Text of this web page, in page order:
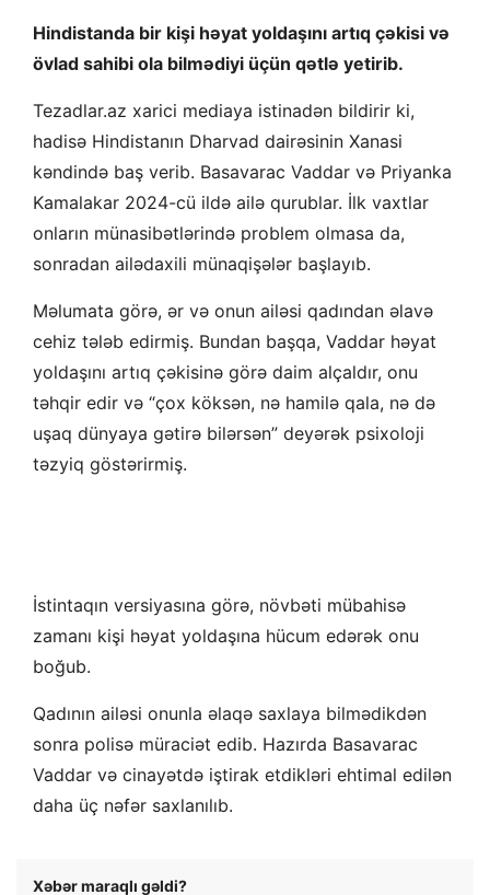
Hindistanda bir kişi həyat yoldaşını artıq çəkisi və
övlad sahibi ola bilmədiyi üçün qətlə yetirib.
Tezadlar.az xarici mediaya istinadən bildirir ki,
hadisə Hindistanın Dharvad dairəsinin Xanasi
kəndində baş verib. Basavarac Vaddar və Priyanka
Kamalakar 2024-cü ildə ailə qurublar. İlk vaxtlar
onların münasibətlərində problem olmasa da,
sonradan ailədaxili münaqişələr başlayıb.
Məlumata görə, ər və onun ailəsi qadından əlavə
cehiz tələb edirmiş. Bundan başqa, Vaddar həyat
yoldaşını artıq çəkisinə görə daim alçaldır, onu
təhqir edir və “çox köksən, nə hamilə qala, nə də
uşaq dünyaya gətirə bilərsən” deyərək psixoloji
təzyiq göstərirmiş.
İstintaqın versiyasına görə, növbəti mübahisə
zamanı kişi həyat yoldaşına hücum edərək onu
boğub.
Qadının ailəsi onunla əlaqə saxlaya bilmədikdən
sonra polisə müraciət edib. Hazırda Basavarac
Vaddar və cinayətdə iştirak etdikləri ehtimal edilən
daha üç nəfər saxlanılıb.
Xəbər maraqlı gəldi?